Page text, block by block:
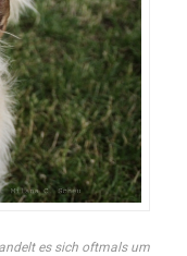
es sich oftmals um